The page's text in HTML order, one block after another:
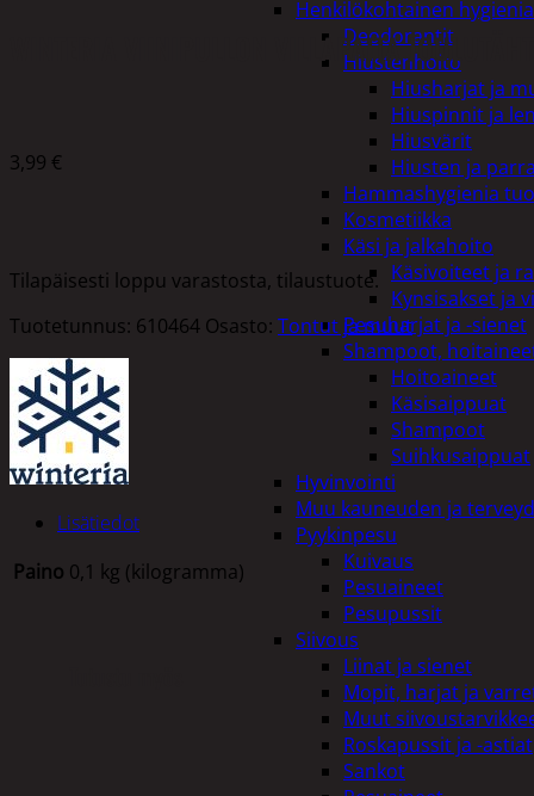
Henkilökohtainen hygienia
Deodorantit
Hiustenhoito
Hiusharjat ja
Hiuspinnit ja
Hiusvärit
Hiusten ja
Hammashygienia
Kosmetiikka
Käsi ja jalkahoito
Käsivoiteet ja
Kynsisakset ja
Pesuharjat ja -sienet
Shampoot,
Hoitoaineet
Käsisaippuat
Shampoot
Suihkusaippuat
Hyvinvointi
Muu kauneuden ja
Pyykinpesu
Kuivaus
Pesuaineet
Pesupussit
Siivous
Liinat ja sienet
Mopit, harjat ja
Muut
Roskapussit ja -astiat
Sankot
WINTERIA VIINIPULLON VILLAPAITA JOULUTÄHTI
3,99 €
Tilapäisesti loppu varastosta, tilaustuote.
Tuotetunnus: 610464 Osasto: Tontut ja muut
Lisätiedot
Paino 0,1 kg (kilogramma)